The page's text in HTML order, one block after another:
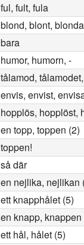
ful, fult, fula
blond, blont, blonda
bara
humor, humorn, -
tålamod,
envis, envist,
hopplös, hopplöst,
en topp, toppen (2)
toppen!
så där
en nejlika, nejlikan
ett knapphålet (5)
en knapp, knappen
ett hål, hålet (5)